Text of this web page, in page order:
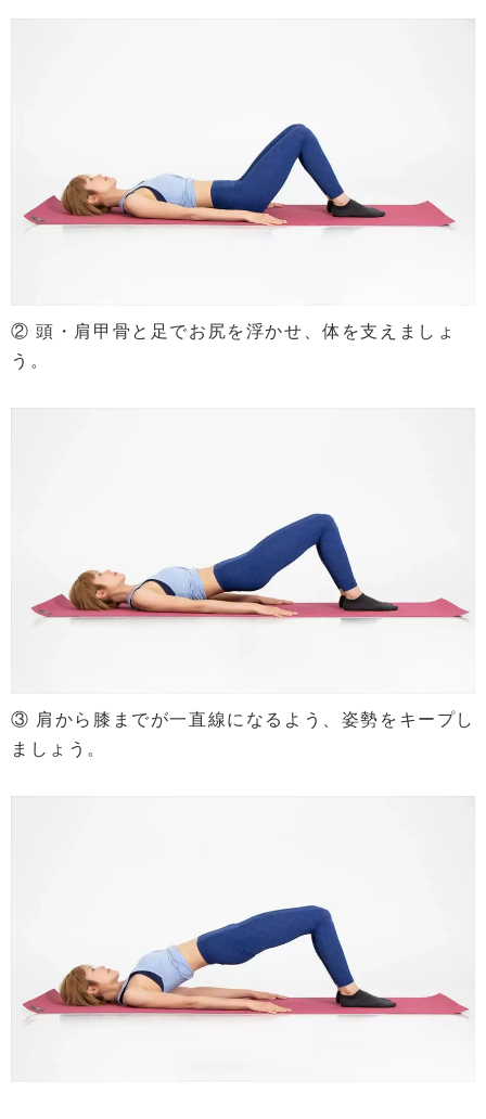
② 頭・肩甲骨と足でお尻を浮かせ、体を支えましょ
う。
③ 肩から膝までが一直線になるよう、姿勢をキープし
ましょう。